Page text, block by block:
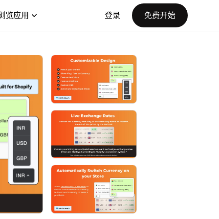
览应用 登录 免费开始